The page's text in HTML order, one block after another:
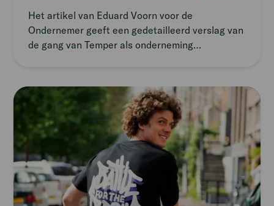
Het artikel van Eduard Voorn voor de
Ondernemer geeft een gedetailleerd verslag van
de gang van Temper als onderneming
uitdagingen en triomfen van het bedrijf en
benadrukt de unieke benadering van het
vermijden van algoritmen en kunstmatige
intelligentie.
Read
article